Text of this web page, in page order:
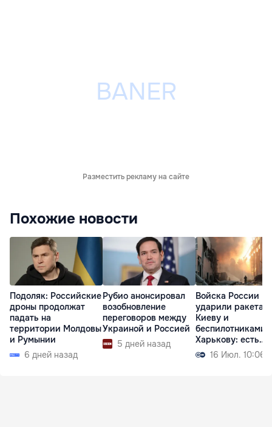
Разместить рекламу на сайте
Похожие новости
Подоляк: Российские
дроны продолжат
падать на
территории Молдовы
и Румынии
6 дней назад
Рубио анонсировал
возобновление
переговоров между
Украиной и Россией
5 дней назад
Войска России
ударили
Киеву и
беспилотниками
Харькову: есть
жертвы16 Июл. 10:06